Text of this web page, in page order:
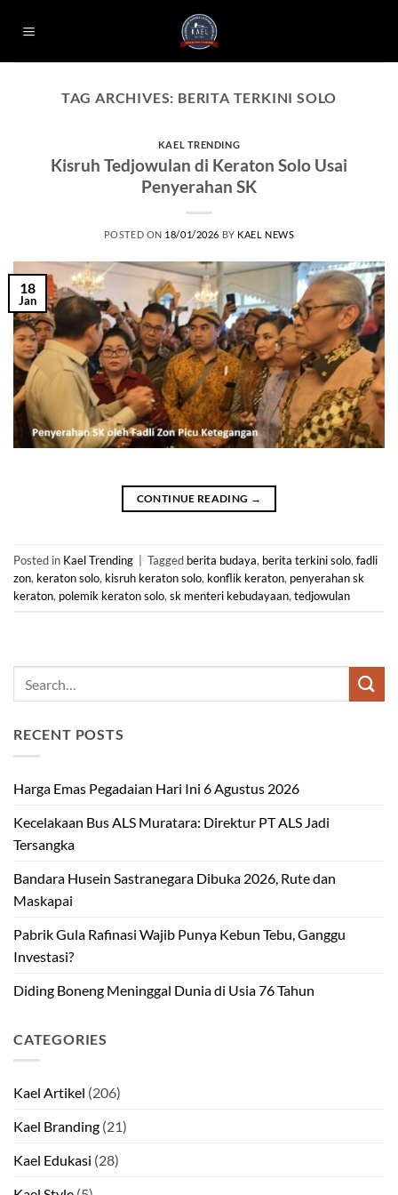
TAG ARCHIVES: BERITA TERKINI SOLO
KAEL TRENDING
Kisruh Tedjowulan di Keraton Solo Usai
Penyerahan SK
POSTED ON 18/01/2026 BY KAEL NEWS
18
Jan
CONTINUE READING →
Posted in Kael Trending Tagged berita budaya, berita terkini solo, fadli
zon, keraton solo, kisruh keraton solo, konflik keraton, penyerahan sk
keraton, polemik keraton solo, sk menteri kebudayaan, tedjowulan
RECENT POSTS
Harga Emas Pegadaian Hari Ini 6 Agustus 2026
Kecelakaan Bus ALS Muratara: Direktur PT ALS Jadi
Tersangka
Bandara Husein Sastranegara Dibuka 2026, Rute dan
Maskapai
Pabrik Gula Rafinasi Wajib Punya Kebun Tebu, Ganggu
Investasi?
Diding Boneng Meninggal Dunia di Usia 76 Tahun
CATEGORIES
Kael Artikel (206)
Kael Branding (21)
Kael Edukasi (28)